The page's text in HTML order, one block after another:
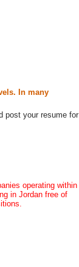
»
27 July 2026 16:13
In many
post your resume for
operating within
in Jordan free of